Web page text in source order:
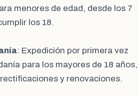
menores de edad, desde los 7
los 18.
: Expedición por primera vez
para los mayores de 18 años,
y renovaciones.